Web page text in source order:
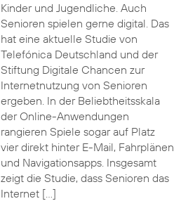
Kinder und Jugendliche. Auch
Senioren spielen gerne digital. Das
hat eine aktuelle Studie von
Telefónica Deutschland und der
Stiftung Digitale Chancen zur
Internetnutzung von Senioren
ergeben. In der Beliebtheitsskala
der Online-Anwendungen
rangieren Spiele sogar auf Platz
vier direkt hinter E-Mail, Fahrplänen
und Navigationsapps. Insgesamt
zeigt die Studie, dass Senioren das
Internet […]